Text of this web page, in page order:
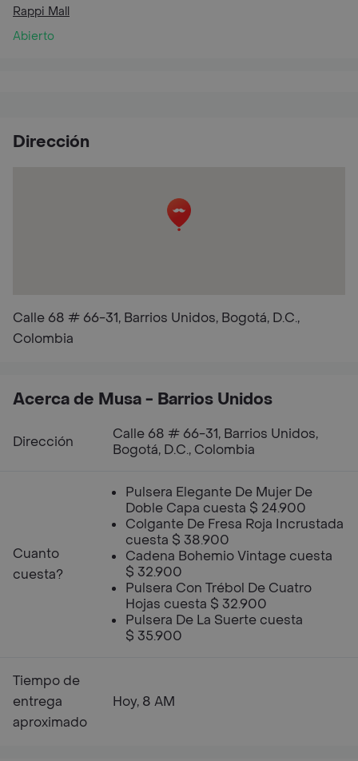
Rappi Mall
Abierto
Dirección
Calle 68 # 66-31, Barrios Unidos, Bogotá, D.C.,
Colombia
Acerca de Musa - Barrios Unidos
Dirección
Calle 68 # 66-31, Barrios Unidos,
Bogotá, D.C., Colombia
Cuanto
cuesta?
Pulsera Elegante De Mujer De
Doble Capa cuesta $ 24.900
Colgante De Fresa Roja Incrustada
cuesta $ 38.900
Cadena Bohemio Vintage cuesta
$ 32.900
Pulsera Con Trébol De Cuatro
Hojas cuesta $ 32.900
Pulsera De La Suerte cuesta
$ 35.900
Tiempo de
entrega
aproximado
Hoy, 8 AM